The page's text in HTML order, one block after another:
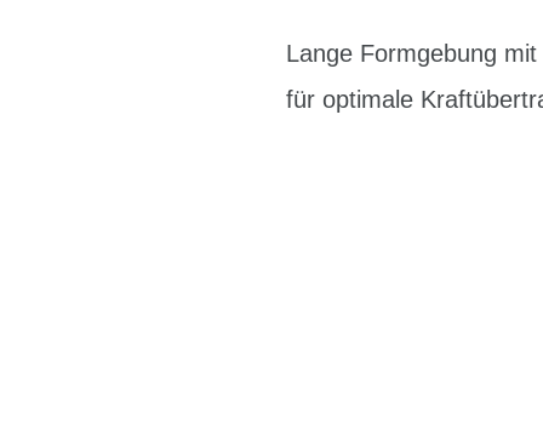
Lange Formgebung
für optimale